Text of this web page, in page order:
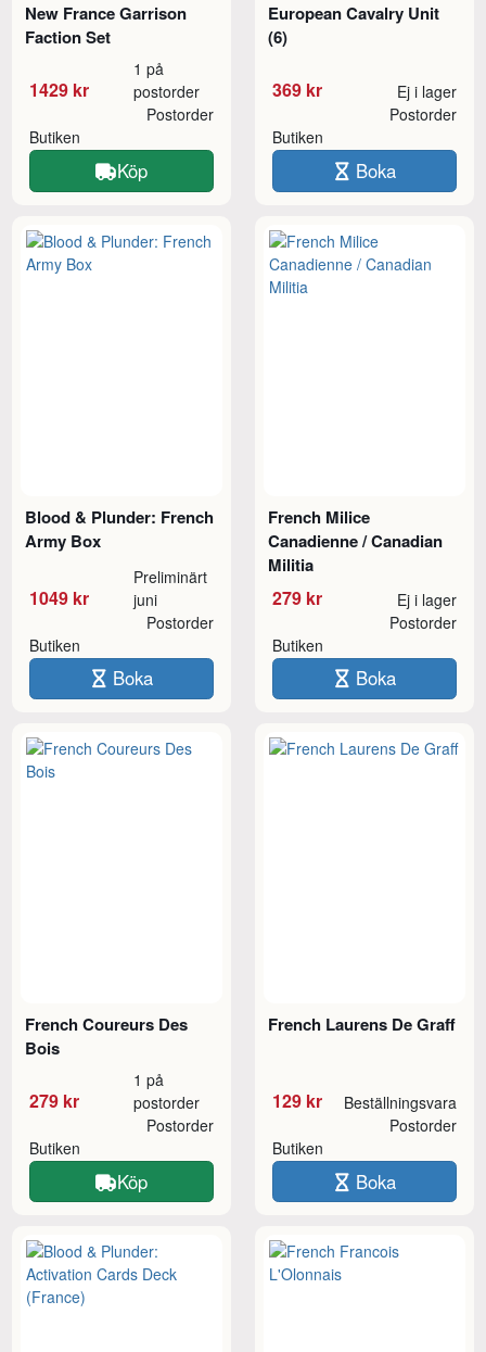
New France Garrison
Faction Set
1429 kr
1 på
postorder
Butiken
Postorder
Köp
European Cavalry Unit
(6)
369 kr Ej i lager
Butiken
Postorder
Boka
Blood & Plunder: French
Army Box
1049 kr
Preliminärt
juni
Butiken
Postorder
Boka
French Milice
Canadienne / Canadian
Militia
279 kr Ej i lager
Butiken
Postorder
Boka
French Coureurs Des
Bois
279 kr
1 på
postorder
Butiken
Postorder
Köp
French Laurens De Graff
129 kr Beställningsvara
Butiken
Postorder
Boka